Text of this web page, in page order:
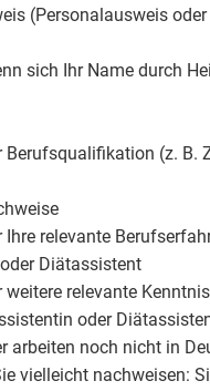
(Personalausweis oder
sich Ihr Name durch
Berufsqualifikation (z. B.
Ihre relevante
Diätassistent
weitere relevante
oder
arbeiten noch nicht in
vielleicht nachweisen: